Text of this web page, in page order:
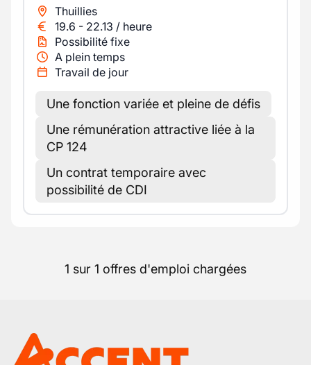
Thuillies
19.6 - 22.13 / heure
Possibilité fixe
A plein temps
Travail de jour
Une fonction variée et pleine de défis
Une rémunération attractive liée à la
CP 124
Un contrat temporaire avec
possibilité de CDI
1 sur 1 offres d'emploi chargées